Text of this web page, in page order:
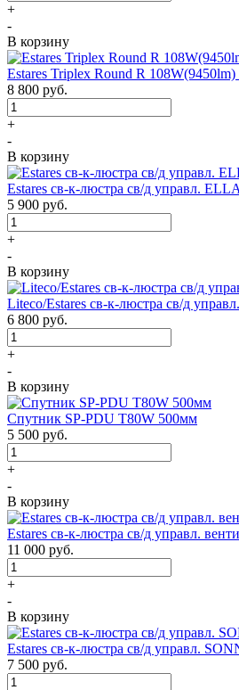
+
-
В корзину
Estares Triplex Round R
8 800 руб.
+
-
В корзину
Estares св-к-люстра св/д управл.
5 900 руб.
+
-
В корзину
Liteco/Estares св-к-люстра св/д
6 800 руб.
+
-
В корзину
Спутник SP-PDU T80W 500мм
5 500 руб.
+
-
В корзину
Estares св-к-люстра св/д управл.
11 000 руб.
+
-
В корзину
Estares св-к-люстра св/д управл.
7 500 руб.